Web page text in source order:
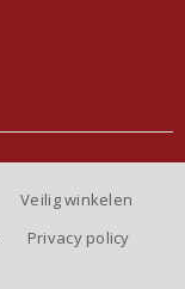
Veilig winkelen
Privacy policy